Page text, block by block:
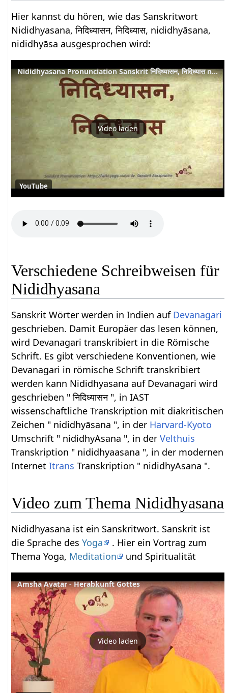
Hier kannst du hören, wie das Sanskritwort
Nididhyasana, निदिध्यासन, निदिध्यास, nididhyāsana,
nididhyāsa ausgesprochen wird:
Nididhyasana Pronunciation Sanskrit निदिध्यासन, निदिध्यास nididhyāsana, nididhyāsa
Video laden
YouTube
Verschiedene Schreibweisen für
Nididhyasana
Sanskrit Wörter werden in Indien auf Devanagari
geschrieben. Damit Europäer das lesen können,
wird Devanagari transkribiert in die Römische
Schrift. Es gibt verschiedene Konventionen, wie
Devanagari in römische Schrift transkribiert
werden kann Nididhyasana auf Devanagari wird
geschrieben " निदिध्यासन ", in IAST
wissenschaftliche Transkription mit diakritischen
Zeichen " nididhyāsana ", in der Harvard-Kyoto
Umschrift " nididhyAsana ", in derVelthuis
Transkription " nididhyaasana ", in der modernen
InternetItrans Transkription " nididhyAsana ".
Video zum Thema Nididhyasana
Nididhyasana ist ein Sanskritwort. Sanskrit ist
die Sprache desYoga
. Hier ein Vortrag zum
Thema Yoga, Meditation und Spiritualität
Amsha Avatar - Herabkunft Gottes
Video laden